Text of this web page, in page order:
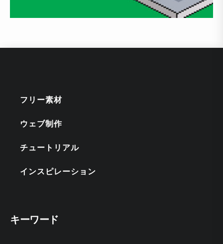
フリー素材
ウェブ制作
チュートリアル
インスピレーション
キーワード